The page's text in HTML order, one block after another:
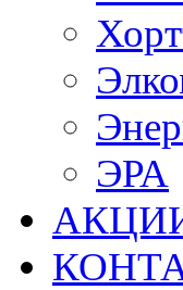
ЭРА